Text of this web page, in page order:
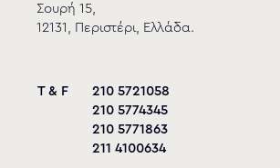
Σουρή 15,
12131, Περιστέρι, Ελλάδα.
T & F
210 5721058
210 5774345
210 5771863
211 4100634